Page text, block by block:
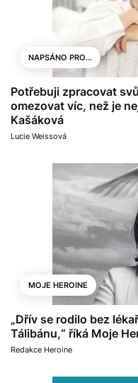
NAPSÁNO PRO...
Potřebuji zpracovat
omezovat víc, než je
Kašáková
Lucie Weissová
MOJE HEROINE
„Dřív se rodilo bez
Tálibánu,“ říká Moje
Redakce Heroine